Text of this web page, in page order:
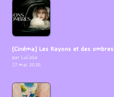
[Cinéma] Les Rayons et des ombres
par LuCioLe
27 mai 2026